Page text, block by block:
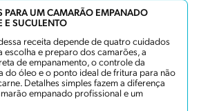
PARA UM CAMARÃO EMPANADO
E SUCULENTO
receita depende de quatro cuidados
escolha e preparo dos camarões, a
de empanamento, o controle da
do óleo e o ponto ideal de fritura para não
Detalhes simples fazem a diferença
empanado profissional e um